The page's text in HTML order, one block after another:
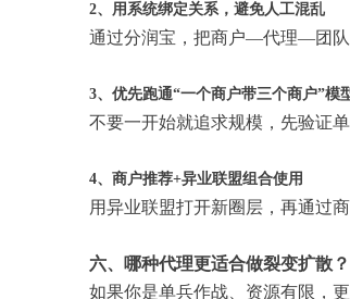
2、用系统绑定关系，避免人工混乱
通过分润宝，把商户—代理—团
3、优先跑通“一个商户带三个商户”模
不要一开始就追求规模，先验证
4、商户推荐+异业联盟组合使用
用异业联盟打开新圈层，再通过
六、哪种代理更适合做裂变扩散？
如果你是单兵作战、资源有限，